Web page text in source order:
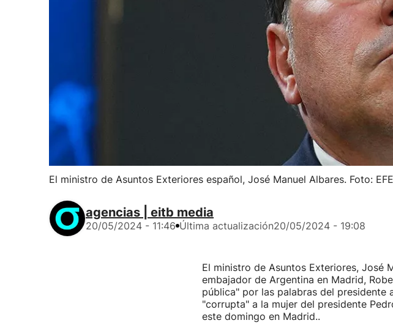
El ministro de Asuntos Exteriores español, José Manuel Albares. Foto: EFE
agencias | eitb media
20/05/2024 - 11:46 Última actualización20/05/2024 - 19:08
El ministro de Asuntos Exteriores, José
embajador de Argentina en Madrid,
pública" por las palabras del
"corrupta" a la mujer del presidente
este domingo en Madrid..